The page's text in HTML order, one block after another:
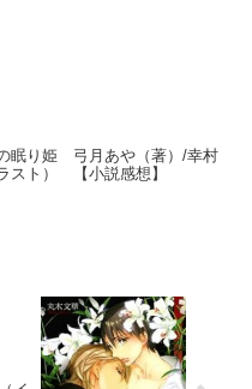
眠り姫 弓月あや（著）/幸村
スト） 【小説感想】